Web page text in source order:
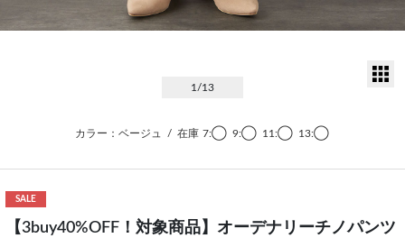
1 /13
カラー：ベージュ / 在庫 7:◯ 9:◯ 11:◯ 13:◯
SALE
【3buy40%OFF！対象商品】オーデナリーチノパンツ